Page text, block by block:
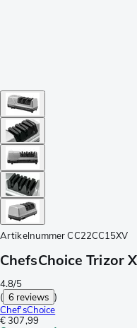
Artikelnummer CC22CC15XV
ChefsChoice Trizor
4.8/5
( 6 reviews )
Chef'sChoice
€ 307,99